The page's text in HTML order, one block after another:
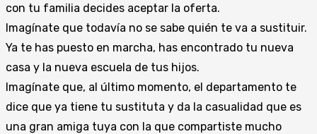
con tu familia decides aceptar la oferta.
Imagínate que todavía no se sabe quién te va a sustituir.
Ya te has puesto en marcha, has encontrado tu nueva
casa y la nueva escuela de tus hijos.
Imagínate que, al último momento, el departamento te
dice que ya tiene tu sustituta y da la casualidad que es
una gran amiga tuya con la que compartiste mucho